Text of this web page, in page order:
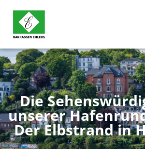
Die
unserer
Der Elbstrand in